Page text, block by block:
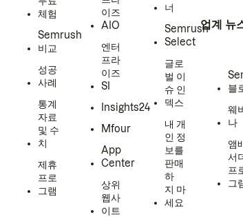
체험
Semrush
비교
성공
사례
통계
자료
및 수
치
제휴
프로
그램
이즈
AIO
엔터
프라
이즈
SI
Insights24
Mfour
App
Center
상위
웹사
이트
너
Semrush
Select
글로
벌 이
슈 인
덱스
내 개
인 정
보를
판매
하
지 마
세요
업계 뉴
블
웨
나
앰
서
프
그